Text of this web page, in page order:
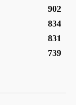
902
834
831
739